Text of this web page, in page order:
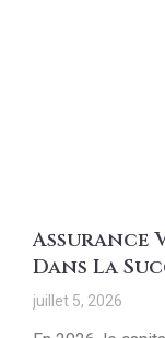
Assurance
Dans La
juillet 5, 2026